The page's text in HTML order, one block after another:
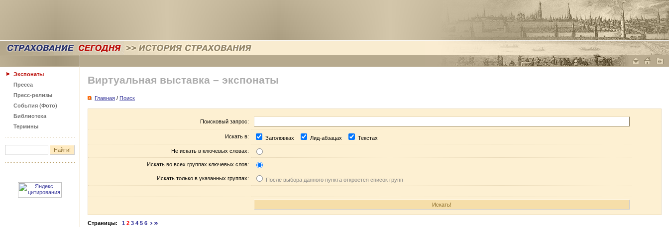
Экспонаты
Пресса
Пресс-релизы
События (Фото)
Библиотека
Термины
Виртуальная выставка – экспонаты
Главная / Поиск
Поисковый запрос:
Искать в: Заголовках Лид-абзацах Текстах
Не искать в ключевых словах:
Искать во всех группах ключевых слов:
Искать только в указанных группах: После выбора данного пункта откроется список групп
Страницы: 1 2 3 4 5 6